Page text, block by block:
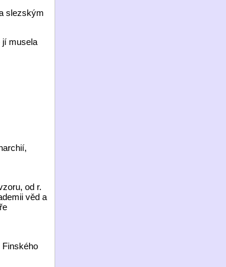
slezským
jí musela
od r.
věd a
Finského